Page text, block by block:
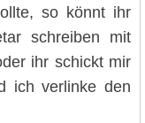
so könnt ihr
schreiben mit
ihr schickt mir
ich verlinke den